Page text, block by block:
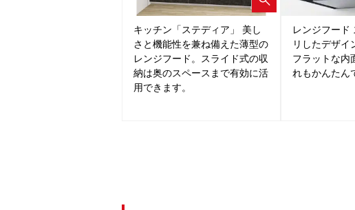
キッチン「ステディア」 美し
さと機能性を兼ね備えた薄型の
レンジフード。スライド式の収
納は奥のスペースまで有効に活
用できます。
レンジフード
リしたデザイ
フラットな内
れもかんたん